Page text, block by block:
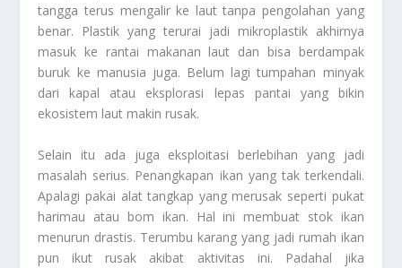
tangga terus mengalir ke laut tanpa pengolahan yang
benar. Plastik yang terurai jadi mikroplastik akhirnya
masuk ke rantai makanan laut dan bisa berdampak
buruk ke manusia juga. Belum lagi tumpahan minyak
dari kapal atau eksplorasi lepas pantai yang bikin
ekosistem laut makin rusak.
Selain itu ada juga eksploitasi berlebihan yang jadi
masalah serius. Penangkapan ikan yang tak terkendali.
Apalagi pakai alat tangkap yang merusak seperti pukat
harimau atau bom ikan. Hal ini membuat stok ikan
menurun drastis. Terumbu karang yang jadi rumah ikan
pun ikut rusak akibat aktivitas ini. Padahal jika